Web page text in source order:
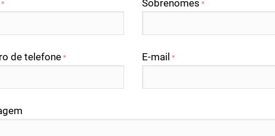
* Sobrenomes *
de telefone * E-mail *